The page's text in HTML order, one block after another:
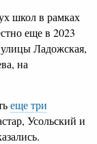
школ в рамках
еще в 2023
Ладожская,
на
еще три
Усольский и